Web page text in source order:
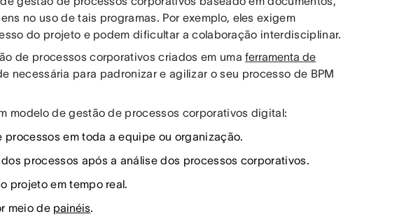
no uso de tais programas. Por exemplo, eles exigem
do projeto e podem dificultar a colaboração interdisciplinar.
de processos corporativos criados em umaferramenta de
necessária para padronizar e agilizar o seu processo de BPM
modelo de gestão de processos corporativos digital:
processos em toda a equipe ou organização.
processos após a análise dos processos corporativos.
projeto em tempo real.
meio de painéis.